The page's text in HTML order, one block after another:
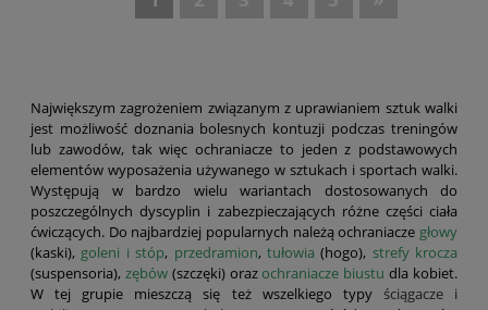
Największym zagrożeniem związanym z uprawianiem sztuk walki
jest możliwość doznania bolesnych kontuzji podczas treningów
lub zawodów, tak więc ochraniacze to jeden z podstawowych
elementów wyposażenia używanego w sztukach i sportach walki.
Występują w bardzo wielu wariantach dostosowanych do
poszczególnych dyscyplin i zabezpieczających różne części ciała
ćwiczących. Do najbardziej popularnych należą ochraniacze głowy
(kaski), goleni i stóp, przedramion, tułowia (hogo), strefy krocza
(suspensoria), zębów(szczęki) orazochraniacze biustu dla kobiet.
W tej grupie mieszczą się też wszelkiego typy ściągacze i